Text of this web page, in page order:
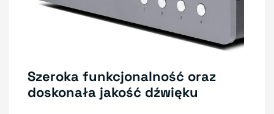
Szeroka funkcjonalność oraz
doskonała jakość dźwięku